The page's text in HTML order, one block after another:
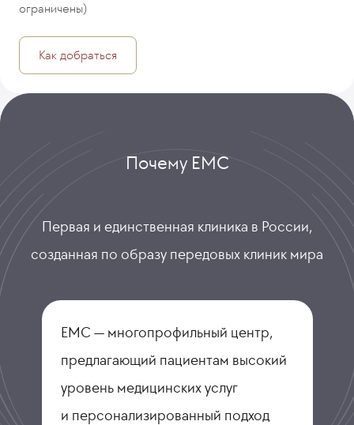
ограничены)
Как добраться
Почему ЕМС
Первая и единственная клиника в России,
созданная по образу передовых клиник мира
ЕМС — многопрофильный центр,
предлагающий пациентам высокий
уровень медицинских услуг
и персонализированный подход